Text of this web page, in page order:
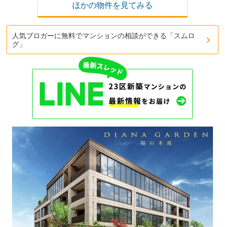
ほかの物件を見てみる
人気ブロガーに無料でマンションの相談ができる「スムロ
グ」